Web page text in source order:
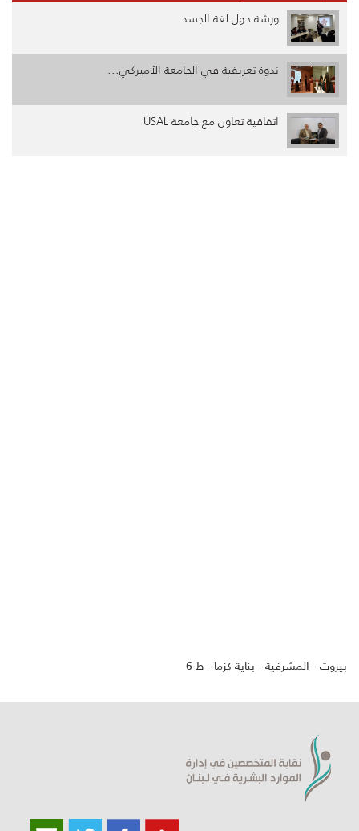
ورشة حول لغة الجسد
ندوة تعريفية في الجامعة الأميركي...
اتفاقية تعاون مع جامعة USAL
بيروت - المشرفية - بناية كزما - ط 6
ورشة حول لغة الجسد
ندوة تعريفية في الجامعة الأميركية في بيروت AUB عن